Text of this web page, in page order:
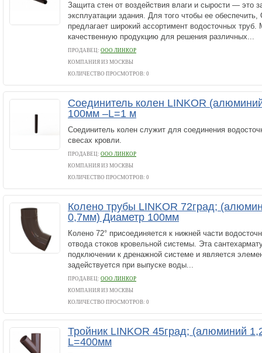
Защита стен от воздействия влаги и сырости — это
эксплуатации здания. Для того чтобы ее
предлагает широкий ассортимент водосточных
качественную продукцию для решения различных...
ПРОДАВЕЦ: ООО ЛИНКОР
КОМПАНИЯ ИЗ МОСКВЫ
КОЛИЧЕСТВО ПРОСМОТРОВ: 0
Соединитель колен LINKOR
100мм –L=1 м
Соединитель колен служит для соединения
свесах кровли.
ПРОДАВЕЦ: ООО ЛИНКОР
КОМПАНИЯ ИЗ МОСКВЫ
КОЛИЧЕСТВО ПРОСМОТРОВ: 0
Колено трубы LINKOR 72град;
0,7мм) Диаметр 100мм
Колено 72° присоединяется к нижней части
отвода стоков кровельной системы. Эта
подключении к дренажной системе и является
задействуется при выпуске воды...
ПРОДАВЕЦ: ООО ЛИНКОР
КОМПАНИЯ ИЗ МОСКВЫ
КОЛИЧЕСТВО ПРОСМОТРОВ: 0
Тройник LINKOR 45град; (алюминий
L=400мм